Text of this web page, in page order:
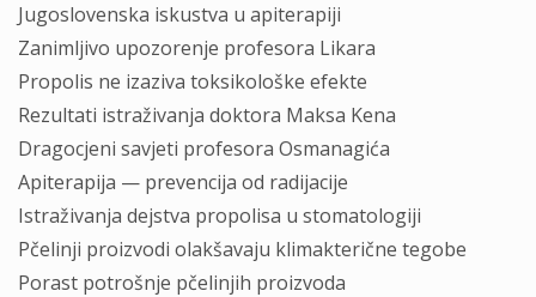
Jugoslovenska iskustva u apiterapiji
Zanimljivo upozorenje profesora Likara
Propolis ne izaziva toksikološke efekte
Rezultati istraživanja doktora Maksa Kena
Dragocjeni savjeti profesora Osmanagića
Apiterapija — prevencija od radijacije
Istraživanja dejstva propolisa u stomatologiji
Pčelinji proizvodi olakšavaju klimakterične tegobe
Porast potrošnje pčelinjih proizvoda